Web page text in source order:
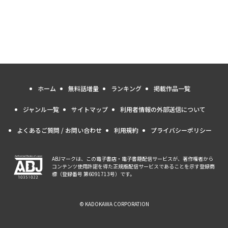
ホーム 無料話増量 ランキング 掲載作品一覧
ジャンル一覧 サイトマップ 利用者情報の外部送信について
よくあるご質問 / お問い合わせ 利用規約 プライバシーポリシー
ABJマークは、この電子書店・電子書籍配信サービスが、著作権者から
コンテンツ使用許諾を得た正規版配信サービスであることを示す登録商
標（登録番号 第6091713号）です。
© KADOKAWA CORPORATION